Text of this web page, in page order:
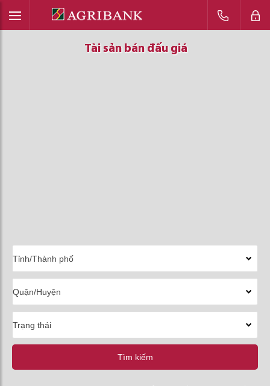
Tài sản bán đấu giá
Tài sản bán đấu giá
Tài sản bán đấu giá
Tìm kiếm